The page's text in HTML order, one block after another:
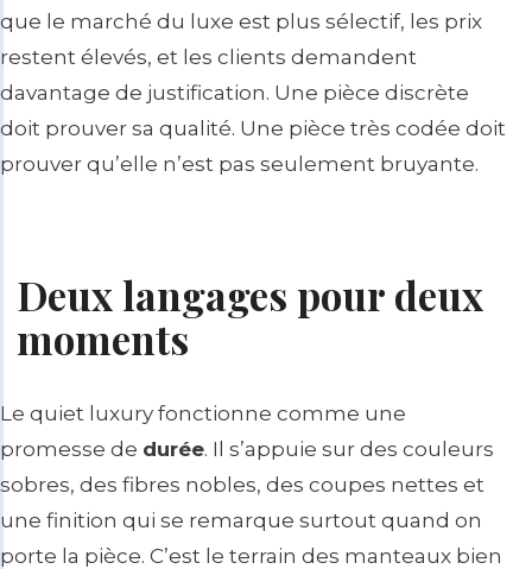
que le marché du luxe est plus sélectif, les prix
restent élevés, et les clients demandent
davantage de justification. Une pièce discrète
doit prouver sa qualité. Une pièce très codée doit
prouver qu’elle n’est pas seulement bruyante.
Deux langages pour deux
moments
Le quiet luxury fonctionne comme une
promesse de durée. Il s’appuie sur des couleurs
sobres, des fibres nobles, des coupes nettes et
une finition qui se remarque surtout quand on
porte la pièce. C’est le terrain des manteaux bien